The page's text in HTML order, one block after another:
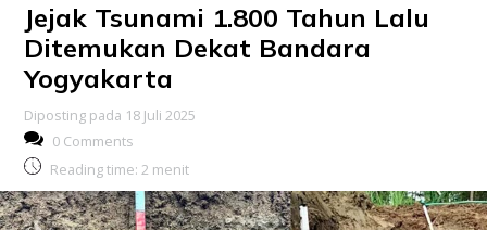
Jejak Tsunami 1.800 Tahun Lalu
Ditemukan Dekat Bandara
Yogyakarta
Diposting pada 18 Juli 2025
0 Comments
Reading time: 2 menit